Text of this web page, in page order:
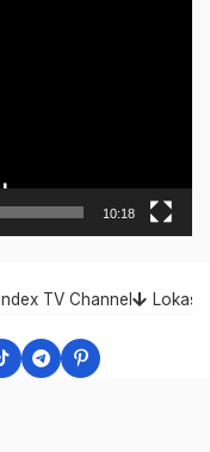
10:18
Index TV Channel Lokasi